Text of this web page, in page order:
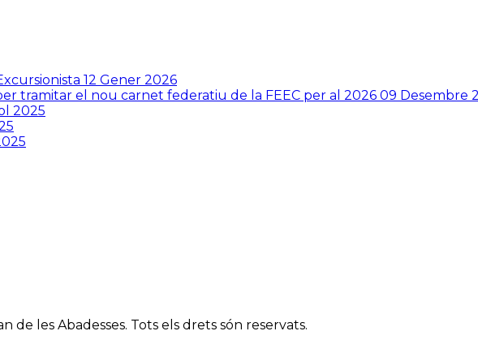
12 Gener 2026
tramitar el nou carnet federatiu de la FEEC per al 2026 09 Desembre
2025
de les Abadesses. Tots els drets són reservats.